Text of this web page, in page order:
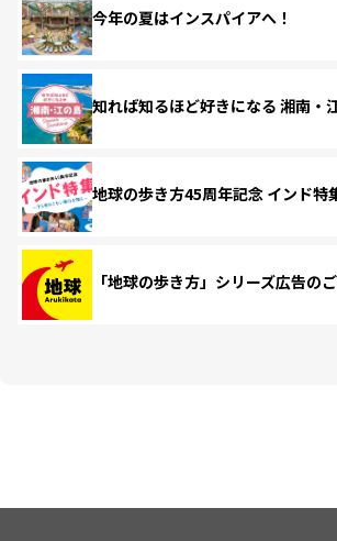
今年の夏はインスパイアへ！
知れば知るほど好きになる 湘南・
地球の歩き方45周年記念 インド特
「地球の歩き方」シリーズ広告の